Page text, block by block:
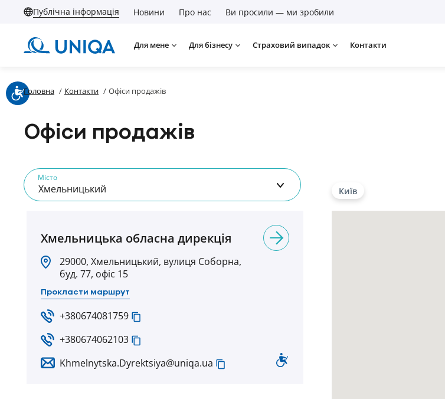
Публічна інформація Новини Про нас Ви просили — ми зробили
Для мене Для бізнесу Страховий випадок Контакти
Головна / Контакти / Офіси продажів
Офіси продажів
Місто
Хмельницький Київ
Хмельницька обласна дирекція
29000, Хмельницький, вулиця Соборна,
буд. 77, офіс 15
Прокласти маршрут
+380674081759
+380674062103
Khmelnytska.Dyrektsiya@uniqa.ua